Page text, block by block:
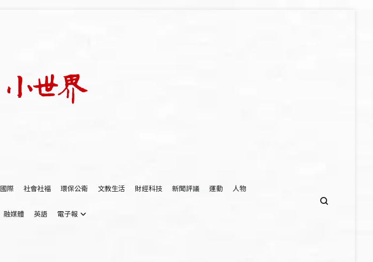
國際 社會社福 環保公衛 文教生活 財經科技 新聞評議 運動 人物
融媒體 英語 電子報